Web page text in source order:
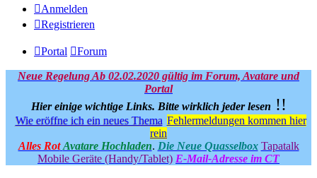
Anmelden
Registrieren
Portal Forum
Neue Regelung Ab 02.02.2020 gültig im Forum, Avatare und
Portal
Hier einige wichtige Links. Bitte wirklich jeder lesen !!
Wie eröffne ich ein neues Thema Fehlermeldungen kommen hier
rein
Alles Rot Avatare Hochladen. Die Neue Quasselbox Tapatalk
Mobile Geräte (Handy/Tablet) E-Mail-Adresse im CT